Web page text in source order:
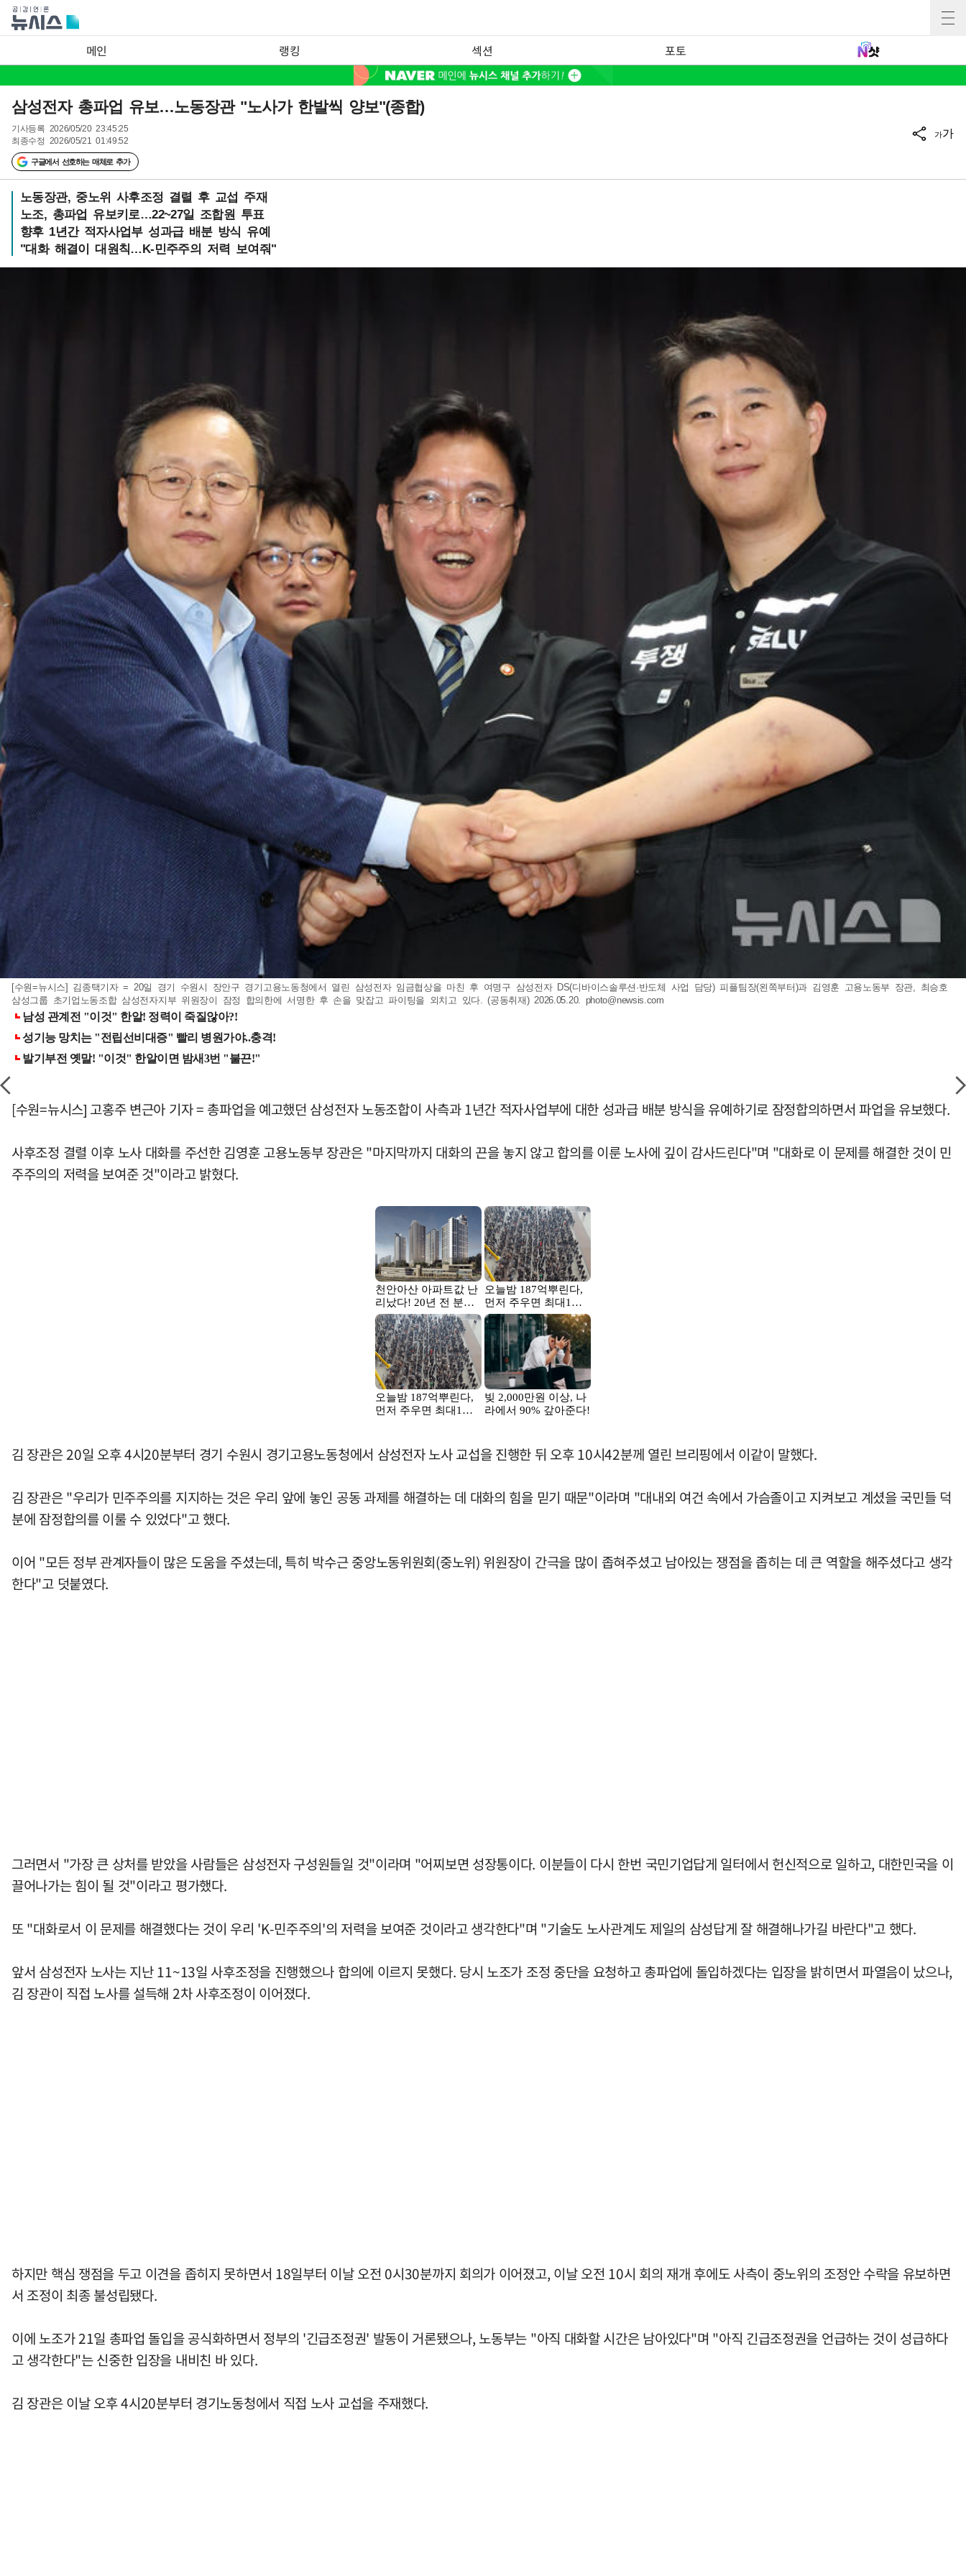
메인 랭킹 섹션 포토
삼성전자 총파업 유보…노동장관 "노사가 한발씩 양보"(종합)
기사등록 2026/05/20 23:45:25
최종수정 2026/05/21 01:49:52
구글에서 선호하는 매체로 추가
가가
노동장관, 중노위 사후조정 결렬 후 교섭 주재
노조, 총파업 유보키로…22~27일 조합원 투표
향후 1년간 적자사업부 성과급 배분 방식 유예
"대화 해결이 대원칙…K-민주주의 저력 보여줘"
[수원=뉴시스] 김종택기자 = 20일 경기 수원시 장안구 경기고용노동청에서 열린 삼성전자 임금협상을 마친 후 여명구 삼성전자 DS(디바이스솔루션·반도체 사업 담당) 피플팀장(왼쪽부터)과 김영훈 고용노동부 장관, 최승호
삼성그룹 초기업노동조합 삼성전자지부 위원장이 잠정 합의한에 서명한 후 손을 맞잡고 파이팅을 외치고 있다. (공동취재) 2026.05.20. photo@newsis.com
[수원=뉴시스] 고홍주 변근아 기자 = 총파업을 예고했던 삼성전자 노동조합이 사측과 1년간 적자사업부에 대한 성과급 배분 방식을 유예하기로 잠정합의하면서 파업을 유보했다.
사후조정 결렬 이후 노사 대화를 주선한 김영훈 고용노동부 장관은 "마지막까지 대화의 끈을 놓지 않고 합의를 이룬 노사에 깊이 감사드린다"며 "대화로 이 문제를 해결한 것이 민
주주의의 저력을 보여준 것"이라고 밝혔다.
김 장관은 20일 오후 4시20분부터 경기 수원시 경기고용노동청에서 삼성전자 노사 교섭을 진행한 뒤 오후 10시42분께 열린 브리핑에서 이같이 말했다.
김 장관은 "우리가 민주주의를 지지하는 것은 우리 앞에 놓인 공동 과제를 해결하는 데 대화의 힘을 믿기 때문"이라며 "대내외 여건 속에서 가슴졸이고 지켜보고 계셨을 국민들 덕
분에 잠정합의를 이룰 수 있었다"고 했다.
이어 "모든 정부 관계자들이 많은 도움을 주셨는데, 특히 박수근 중앙노동위원회(중노위) 위원장이 간극을 많이 좁혀주셨고 남아있는 쟁점을 좁히는 데 큰 역할을 해주셨다고 생각
한다"고 덧붙였다.
그러면서 "가장 큰 상처를 받았을 사람들은 삼성전자 구성원들일 것"이라며 "어찌보면 성장통이다. 이분들이 다시 한번 국민기업답게 일터에서 헌신적으로 일하고, 대한민국을 이
끌어나가는 힘이 될 것"이라고 평가했다.
또 "대화로서 이 문제를 해결했다는 것이 우리 'K-민주주의'의 저력을 보여준 것이라고 생각한다"며 "기술도 노사관계도 제일의 삼성답게 잘 해결해나가길 바란다"고 했다.
앞서 삼성전자 노사는 지난 11~13일 사후조정을 진행했으나 합의에 이르지 못했다. 당시 노조가 조정 중단을 요청하고 총파업에 돌입하겠다는 입장을 밝히면서 파열음이 났으나,
김 장관이 직접 노사를 설득해 2차 사후조정이 이어졌다.
하지만 핵심 쟁점을 두고 이견을 좁히지 못하면서 18일부터 이날 오전 0시30분까지 회의가 이어졌고, 이날 오전 10시 회의 재개 후에도 사측이 중노위의 조정안 수락을 유보하면
서 조정이 최종 불성립됐다.
이에 노조가 21일 총파업 돌입을 공식화하면서 정부의 '긴급조정권' 발동이 거론됐으나, 노동부는 "아직 대화할 시간은 남아있다"며 "아직 긴급조정권을 언급하는 것이 성급하다
고 생각한다"는 신중한 입장을 내비친 바 있다.
김 장관은 이날 오후 4시20분부터 경기노동청에서 직접 노사 교섭을 주재했다.